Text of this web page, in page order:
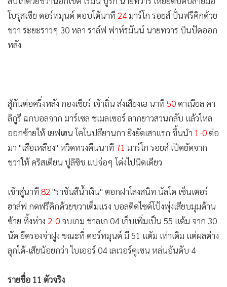
• กองทุนรวม
• Celeb Online
• Factcheck
ตำแหน่งรองแชมป์
เริ่มเกมมา
หลัง